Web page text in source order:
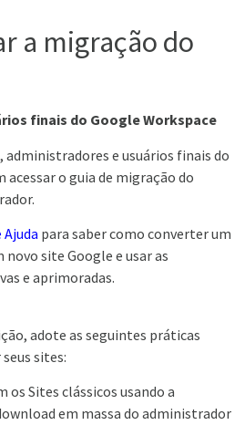
a migração do
finais do Google Workspace
e usuários finais do
acessar o guia de migração do
para saber como converter um
novo site Google e usar as
e aprimoradas.
adote as seguintes práticas
sites:
os Sites clássicos usando a
em massa do administrador